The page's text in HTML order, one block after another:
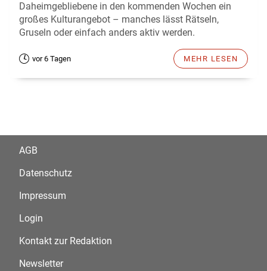
Daheimgebliebene in den kommenden Wochen ein
großes Kulturangebot – manches lässt Rätseln,
Gruseln oder einfach anders aktiv werden.
vor 6 Tagen MEHR LESEN
AGB
Datenschutz
Impressum
Login
Kontakt zur Redaktion
Newsletter